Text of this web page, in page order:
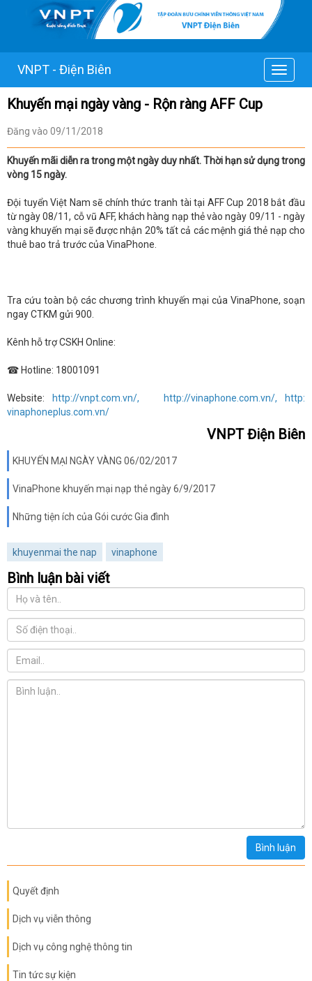
Toggle
VNPT - Điện Biên
Khuyến mại ngày vàng - Rộn ràng AFF Cup
Đăng vào 09/11/2018
Khuyến mãi diễn ra trong một ngày duy nhất. Thời hạn sử dụng trong
vòng 15 ngày.
Đội tuyển Việt Nam sẽ chính thức tranh tài tại AFF Cup 2018 bắt đầu
từ ngày 08/11, cỗ vũ AFF, khách hàng nạp thẻ vào ngày 09/11 - ngày
vàng khuyến mại sẽ được nhận 20% tất cả các mệnh giá thẻ nạp cho
thuê bao trả trước của VinaPhone.
Tra cứu toàn bộ các chương trình khuyến mại của VinaPhone, soạn
ngay CTKM gửi 900.
Kênh hỗ trợ CSKH Online:
☎ Hotline: 18001091
Website: http://vnpt.com.vn/, http://vinaphone.com.vn/,
http:
vinaphoneplus.com.vn/
VNPT Điện Biên
KHUYẾN MẠI NGÀY VÀNG 06/02/2017
VinaPhone khuyến mại nạp thẻ ngày 6/9/2017
Những tiện ích của Gói cước Gia đình
khuyenmai the nap vinaphone
Bình luận bài viết
Bình luận
Quyết định
Dịch vụ viễn thông
Dịch vụ công nghệ thông tin
Tin tức sự kiện